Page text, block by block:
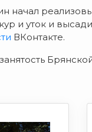
начал
и уток и
ВКонтакте.